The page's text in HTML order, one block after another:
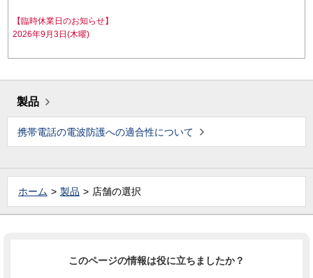
【臨時休業日のお知らせ】
2026年9月3日(木曜)
製品
携帯電話の電波防護への適合性について
ホーム 製品 店舗の選択
このページの情報は役に立ちましたか？